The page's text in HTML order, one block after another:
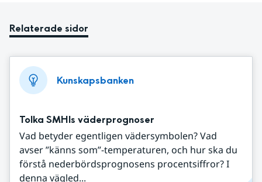
Relaterade sidor
Kunskapsbanken
Tolka SMHIs väderprognoser
Vad betyder egentligen vädersymbolen? Vad
avser ”känns som”-temperaturen, och hur ska du
förstå nederbördsprognosens procentsiffror? I
denna vägled...